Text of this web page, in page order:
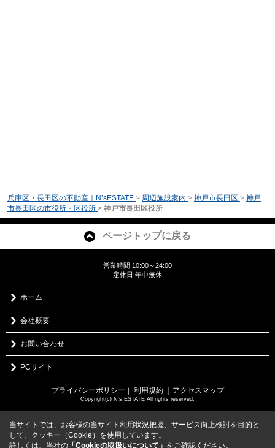
兵庫区・長田区の不動産｜N’sESTATE > 周辺施設案内 > 神戸市長田区 > 神戸
市長田区の市役所・区役所 > 神戸市長田区役所
ページトップに戻る
営業時間:10:00～24:00
定休日:年中無休
ホーム
会社概要
お問い合わせ
PCサイト
プライバシーポリシー ｜ 利用規約 ｜アクセスマップ
Copyright(c) N's ESTATE All rights reserved.
当サイトでは、お客様の当サイト利用状況把握、サービス向上検討を目的と
して、クッキー（Cookie）を使用しています。
詳しくは、当社の 「Cookieの取扱いについて」 をご確認ください。